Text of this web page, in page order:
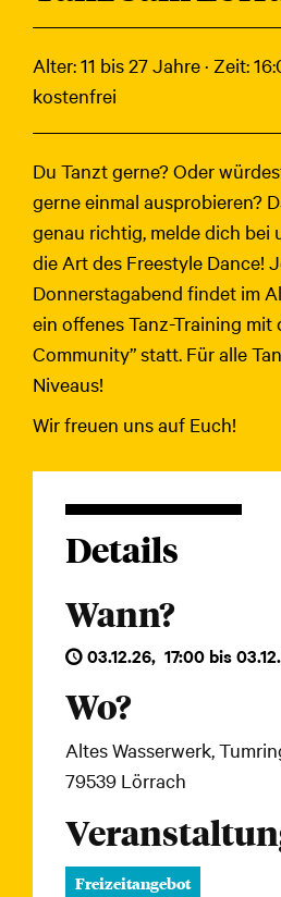
Alter: 11 bis 27 Jahre · Zeit:
kostenfrei
Du Tanzt gerne? Oder
gerne einmal ausprobieren?
genau richtig, melde dich bei
die Art des Freestyle Dance!
Donnerstagabend findet im
ein offenes Tanz-Training mit
Community” statt. Für alle
Niveaus!
Wir freuen uns auf Euch!
Details
Wann?
03.12.26, 17:00 bis
Wo?
Altes Wasserwerk,
79539 Lörrach
Freizeitangebot